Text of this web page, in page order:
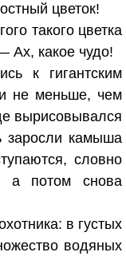
цветок!
такого цветка
какое чудо!
к гигантским
не меньше, чем
вырисовывался
заросли камыша
словно
а потом снова
в густых
водяных